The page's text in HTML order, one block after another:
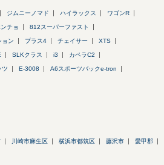
ジムニーノマド ハイラックス ワゴンR
チョ 812スーパーファスト
ョン プラス4 チェイサー XTS
SLKクラス i3 カペラC2
ツ E-3008 A6スポーツバックe-tron
川崎市麻生区 横浜市都筑区 藤沢市 愛甲郡